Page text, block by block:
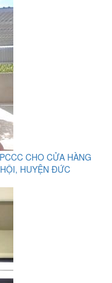
CHO CỬA HÀNG
HUYỆN ĐỨC